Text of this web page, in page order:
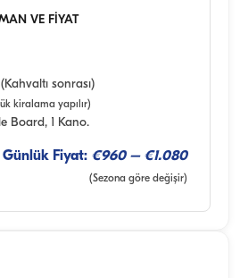
VE FİYAT
(Kahvaltı sonrası)
kiralama yapılır)
Board, 1 Kano.
Günlük Fiyat: €960 – €1.080
(Sezona göre değişir)